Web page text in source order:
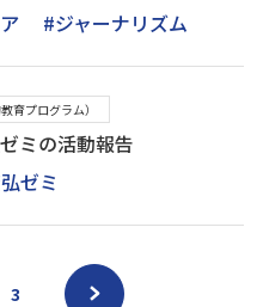
#ジャーナリズム
育プログラム）
ミの活動報告
ゼミ
3